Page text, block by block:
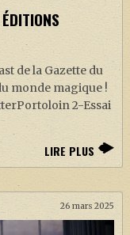
de la Gazette du
monde magique !
2-Essai
LIRE PLUS
26 mars 2025